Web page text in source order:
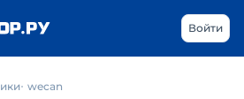
Войти
wecan